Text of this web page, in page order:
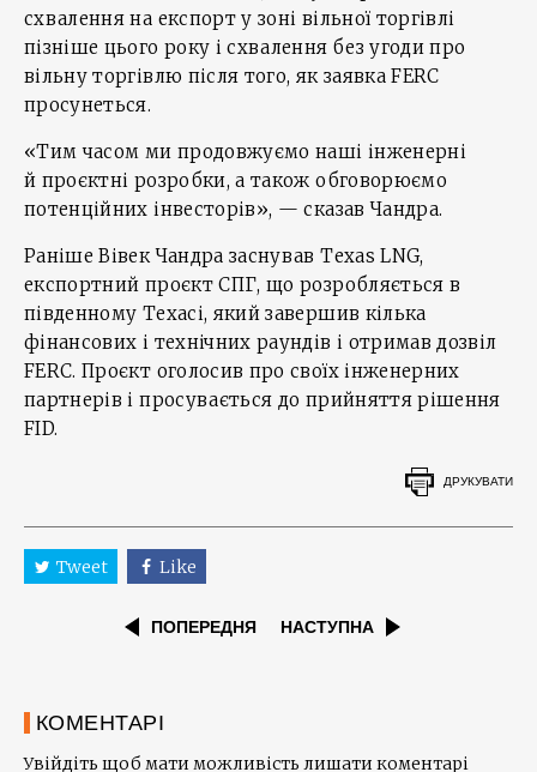
схвалення на експорт у зоні вільної торгівлі
пізніше цього року і схвалення без угоди про
вільну торгівлю після того, як заявка FERC
просунеться.
«Тим часом ми продовжуємо наші інженерні
й проєктні розробки, а також обговорюємо
потенційних інвесторів», — сказав Чандра.
Раніше Вівек Чандра заснував Texas LNG,
експортний проєкт СПГ, що розробляється в
південному Техасі, який завершив кілька
фінансових і технічних раундів і отримав дозвіл
FERC. Проєкт оголосив про своїх інженерних
партнерів і просувається до прийняття рішення
FID.
ДРУКУВАТИ
Tweet Like
ПОПЕРЕДНЯ НАСТУПНА
КОМЕНТАРІ
Увійдіть щоб мати можливість лишати коментарі